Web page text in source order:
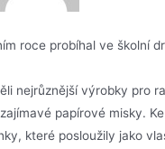
roce probíhal ve školní
nejrůznější výrobky pro
papírové misky.
které posloužily jako